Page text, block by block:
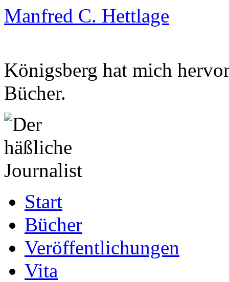
Manfred C. Hettlage
Königsberg hat mich
Bücher.
Inhalt
springenStart
Bücher
Veröffentlichungen
Vita